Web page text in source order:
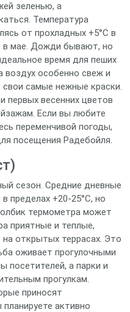
зеленью, а
Температура
от прохладных +5°C в
в мае. Дожди бывают, но
время для пеших
воздух особенно свеж и
самые нежные краски.
первых весенних цветов
Если вы любите
переменчивой погоды,
посещения Радебойля.
сезон. Средние дневные
пределах +20-25°C, но
термометра может
приятные и теплые,
открытых террасах. Это
оживает прогулочными
посетителей, а парки и
прогулкам.
приносят
активно